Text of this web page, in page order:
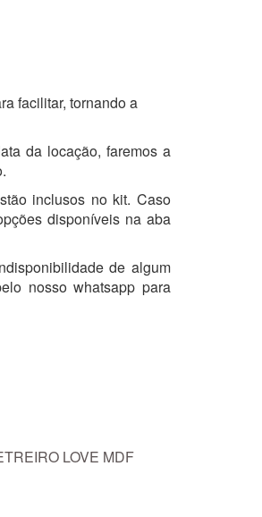
facilitar, tornando a
da locação, faremos a
inclusos no kit. Caso
disponíveis na aba
de algum
nosso whatsapp para